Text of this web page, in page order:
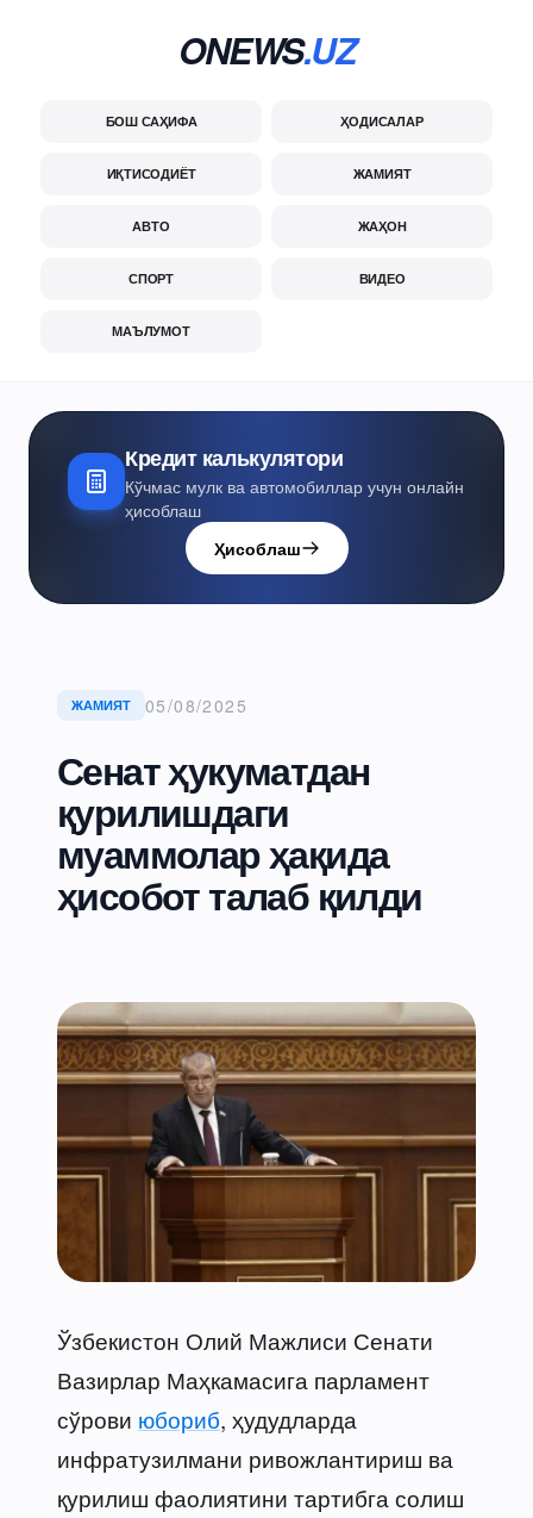
ONEWS.UZ
БОШ САҲИФА ҲОДИСАЛАР
ИҚТИСОДИЁТ ЖАМИЯТ
АВТО ЖАҲОН
СПОРТ ВИДЕО
МАЪЛУМОТ
Кредит калькулятори
Кўчмас мулк ва автомобиллар учун онлайн
ҳисоблаш
Ҳисоблаш
ЖАМИЯТ 05/08/2025
Сенат ҳукуматдан
қурилишдаги
муаммолар ҳақида
ҳисобот талаб қилди
Ўзбекистон Олий Мажлиси Сенати
Вазирлар Маҳкамасига парламент
сўрови юбориб, ҳудудларда
инфратузилмани ривожлантириш ва
қурилиш фаолиятини тартибга солиш